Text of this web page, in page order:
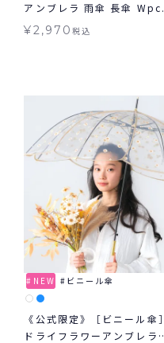
アンブレラ 雨傘 長傘 Wpc.
¥2,970税込
NEW ビニール傘
《公式限定》［ビニール傘］
ドライフラワーアンブレラ